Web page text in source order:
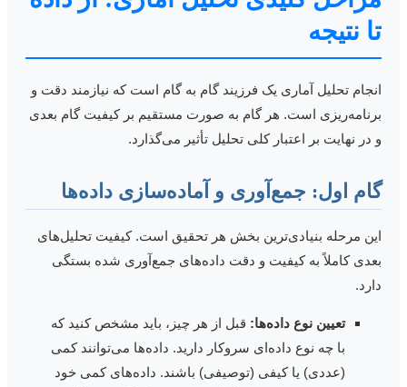
نتیجه
تحلیل آماری یک فرزیند گام به گام است که نیازمند دقت و
است. هر گام به صورت مستقیم بر کیفیت گام بعدی
در نهایت بر اعتبار کلی تحلیل تأثیر می‌گذارد.
اول: جمع‌آوری و آماده‌سازی داده‌ها
مرحله بنیادی‌ترین بخش هر تحقیق است. کیفیت تحلیل‌های
کاملاً به کیفیت و دقت داده‌های جمع‌آوری شده بستگی
تعیین نوع داده‌ها:قبل از هر چیز، باید مشخص کنید که
با چه نوع داده‌ای سروکار دارید. داده‌ها می‌توانند کمی
(عددی) یا کیفی (توصیفی) باشند. داده‌های کمی خود